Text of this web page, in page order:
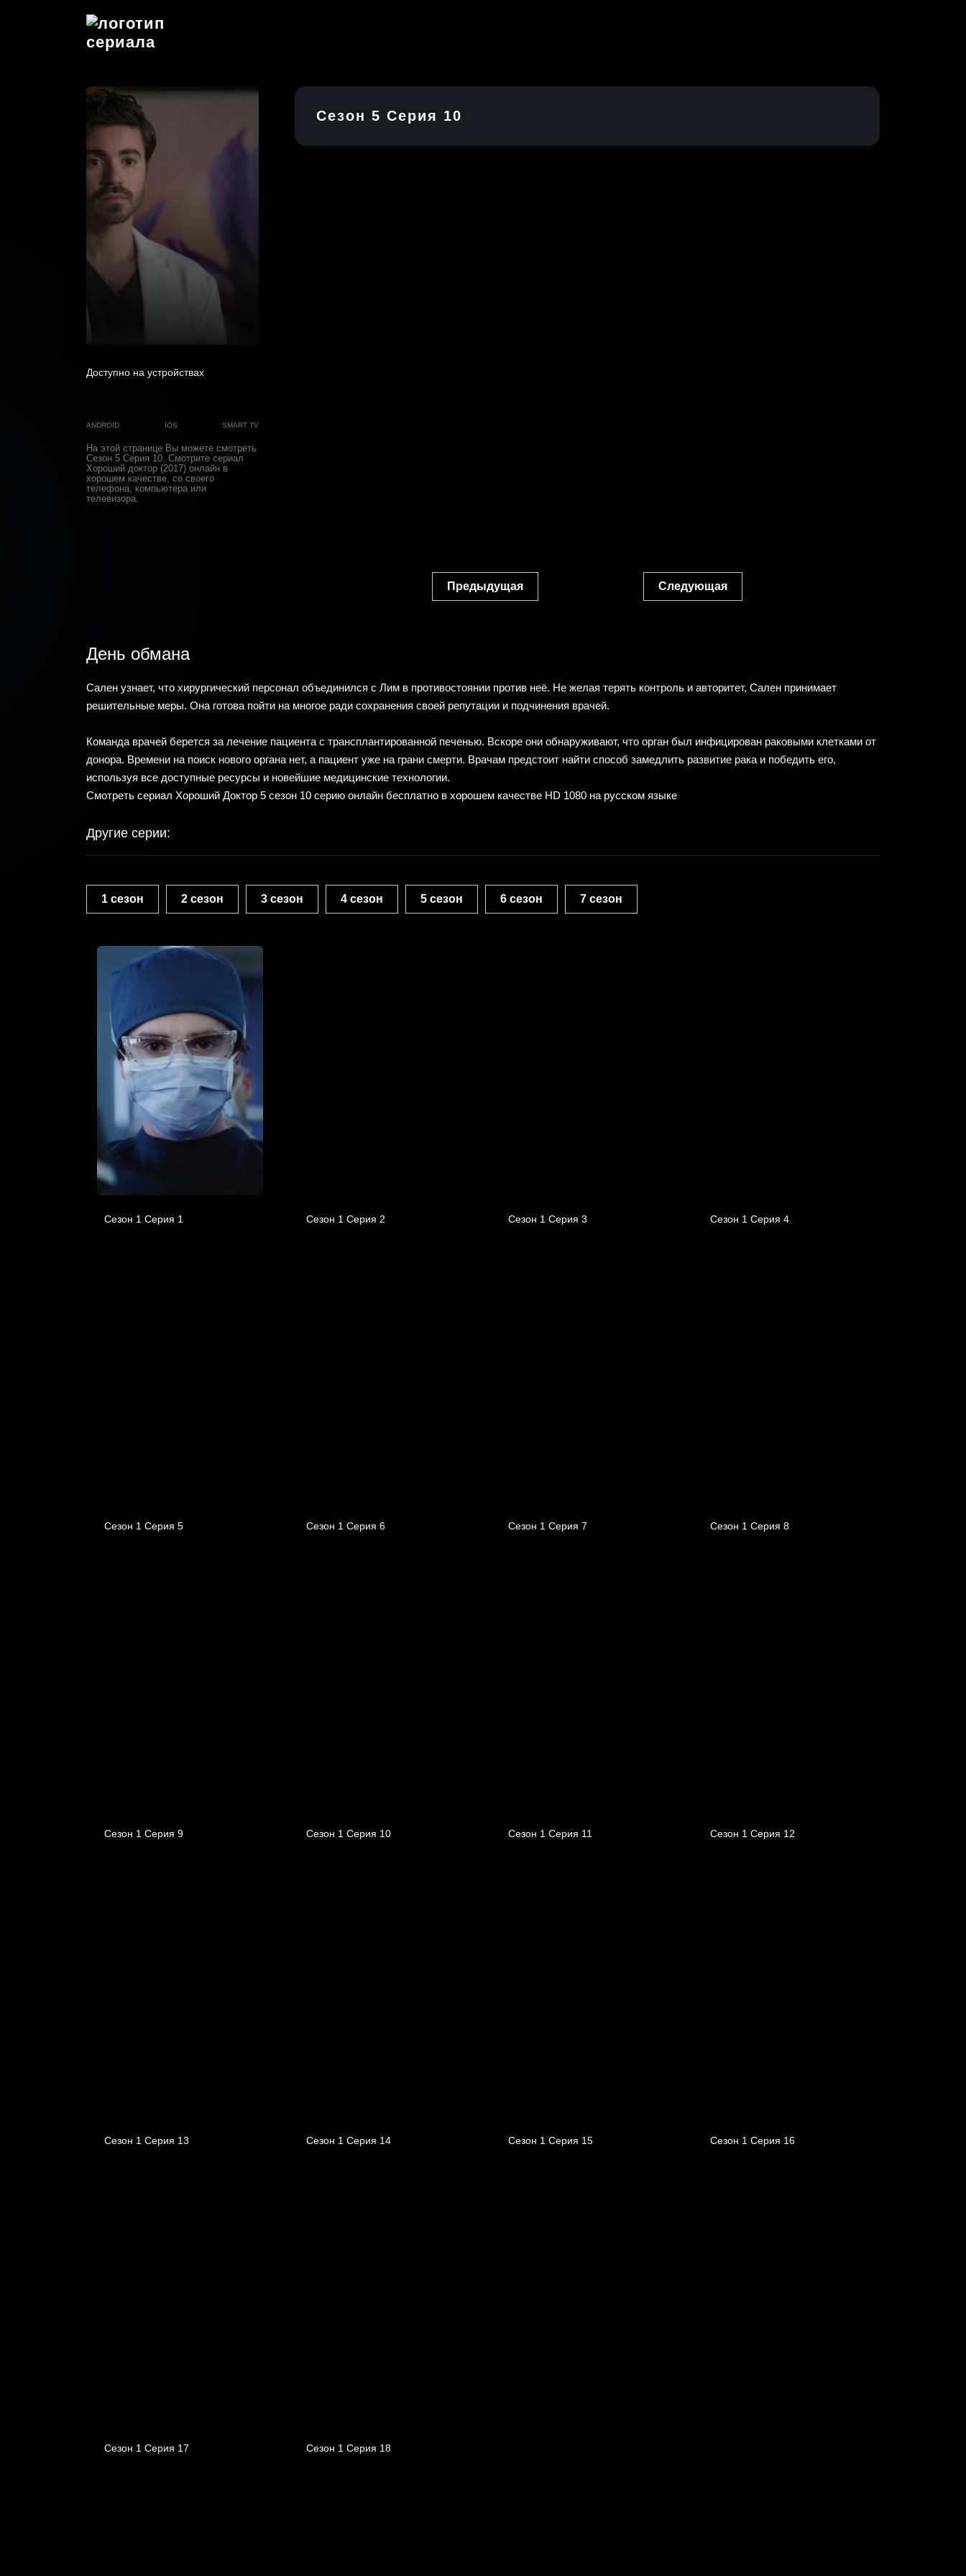
Сезон 5 Серия 10
Доступно на устройствах
ANDROID IOS SMART TV
На этой странице Вы можете смотреть
Сезон 5 Серия 10. Смотрите сериал
Хороший доктор (2017) онлайн в
хорошем качестве, со своего
телефона, компьютера или
телевизора.
Предыдущая Следующая
День обмана
Сален узнает, что хирургический персонал объединился с Лим в противостоянии против неё. Не желая терять контроль и авторитет, Сален принимает
решительные меры. Она готова пойти на многое ради сохранения своей репутации и подчинения врачей.
Команда врачей берется за лечение пациента с трансплантированной печенью. Вскоре они обнаруживают, что орган был инфицирован раковыми клетками от
донора. Времени на поиск нового органа нет, а пациент уже на грани смерти. Врачам предстоит найти способ замедлить развитие рака и победить его,
используя все доступные ресурсы и новейшие медицинские технологии.
Смотреть сериал Хороший Доктор 5 сезон 10 серию онлайн бесплатно в хорошем качестве HD 1080 на русском языке
Другие серии:
1 сезон 2 сезон 3 сезон 4 сезон 5 сезон 6 сезон 7 сезон
Сезон 1 Серия 1 Сезон 1 Серия 2 Сезон 1 Серия 3 Сезон 1 Серия 4
Сезон 1 Серия 5 Сезон 1 Серия 6 Сезон 1 Серия 7 Сезон 1 Серия 8
Сезон 1 Серия 9 Сезон 1 Серия 10 Сезон 1 Серия 11 Сезон 1 Серия 12
Сезон 1 Серия 13 Сезон 1 Серия 14 Сезон 1 Серия 15 Сезон 1 Серия 16
Сезон 1 Серия 17 Сезон 1 Серия 18